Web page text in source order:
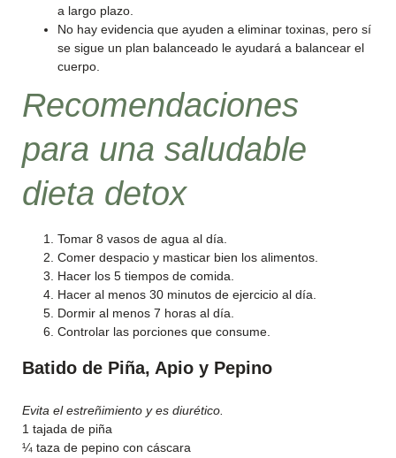
a largo plazo.
No hay evidencia que ayuden a eliminar toxinas, pero sí
se sigue un plan balanceado le ayudará a balancear el
cuerpo.
Recomendaciones
para una saludable
dieta detox
Tomar 8 vasos de agua al día.
Comer despacio y masticar bien los alimentos.
Hacer los 5 tiempos de comida.
Hacer al menos 30 minutos de ejercicio al día.
Dormir al menos 7 horas al día.
Controlar las porciones que consume.
Batido de Piña, Apio y Pepino
Evita el estreñimiento y es diurético.
1 tajada de piña
¼ taza de pepino con cáscara